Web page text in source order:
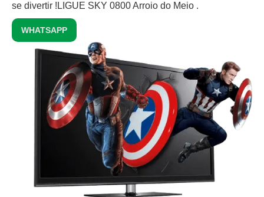
se divertir !LIGUE SKY 0800 Arroio do Meio .
WHATSAPP